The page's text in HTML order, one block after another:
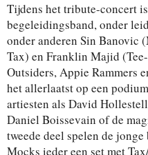
Tijdens het tribute-concert
begeleidingsband, onder
onder anderen Sin Banovic
Tax) en Franklin Majid
Outsiders, Appie Rammers
het allerlaatst op een
artiesten als David
Daniel Boissevain of de
tweede deel spelen de
Mocks ieder een set met